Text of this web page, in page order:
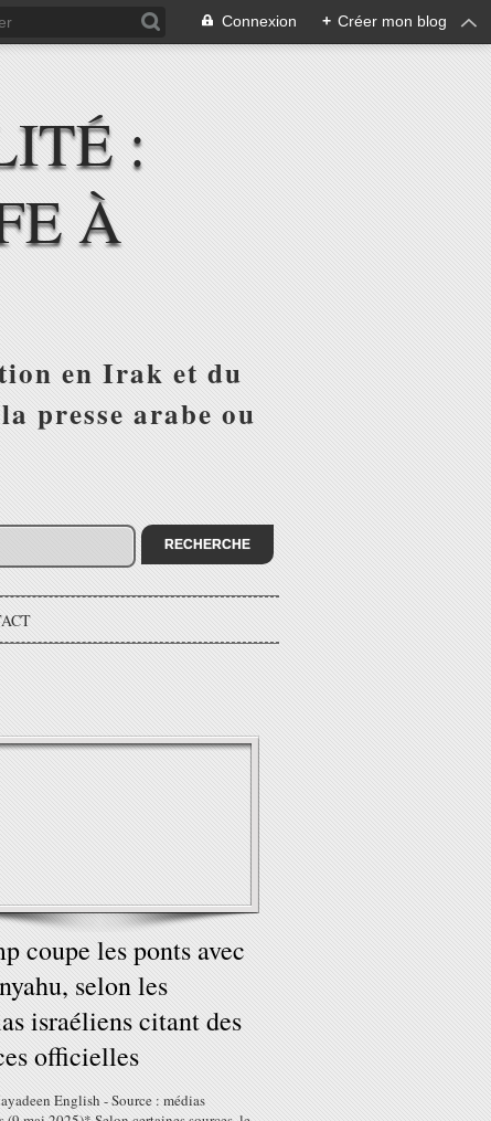
Connexion + Créer mon blog
:
À
en Irak et du
presse arabe ou
coupe les ponts avec
selon les
israéliens citant des
officielles
English - Source : médias